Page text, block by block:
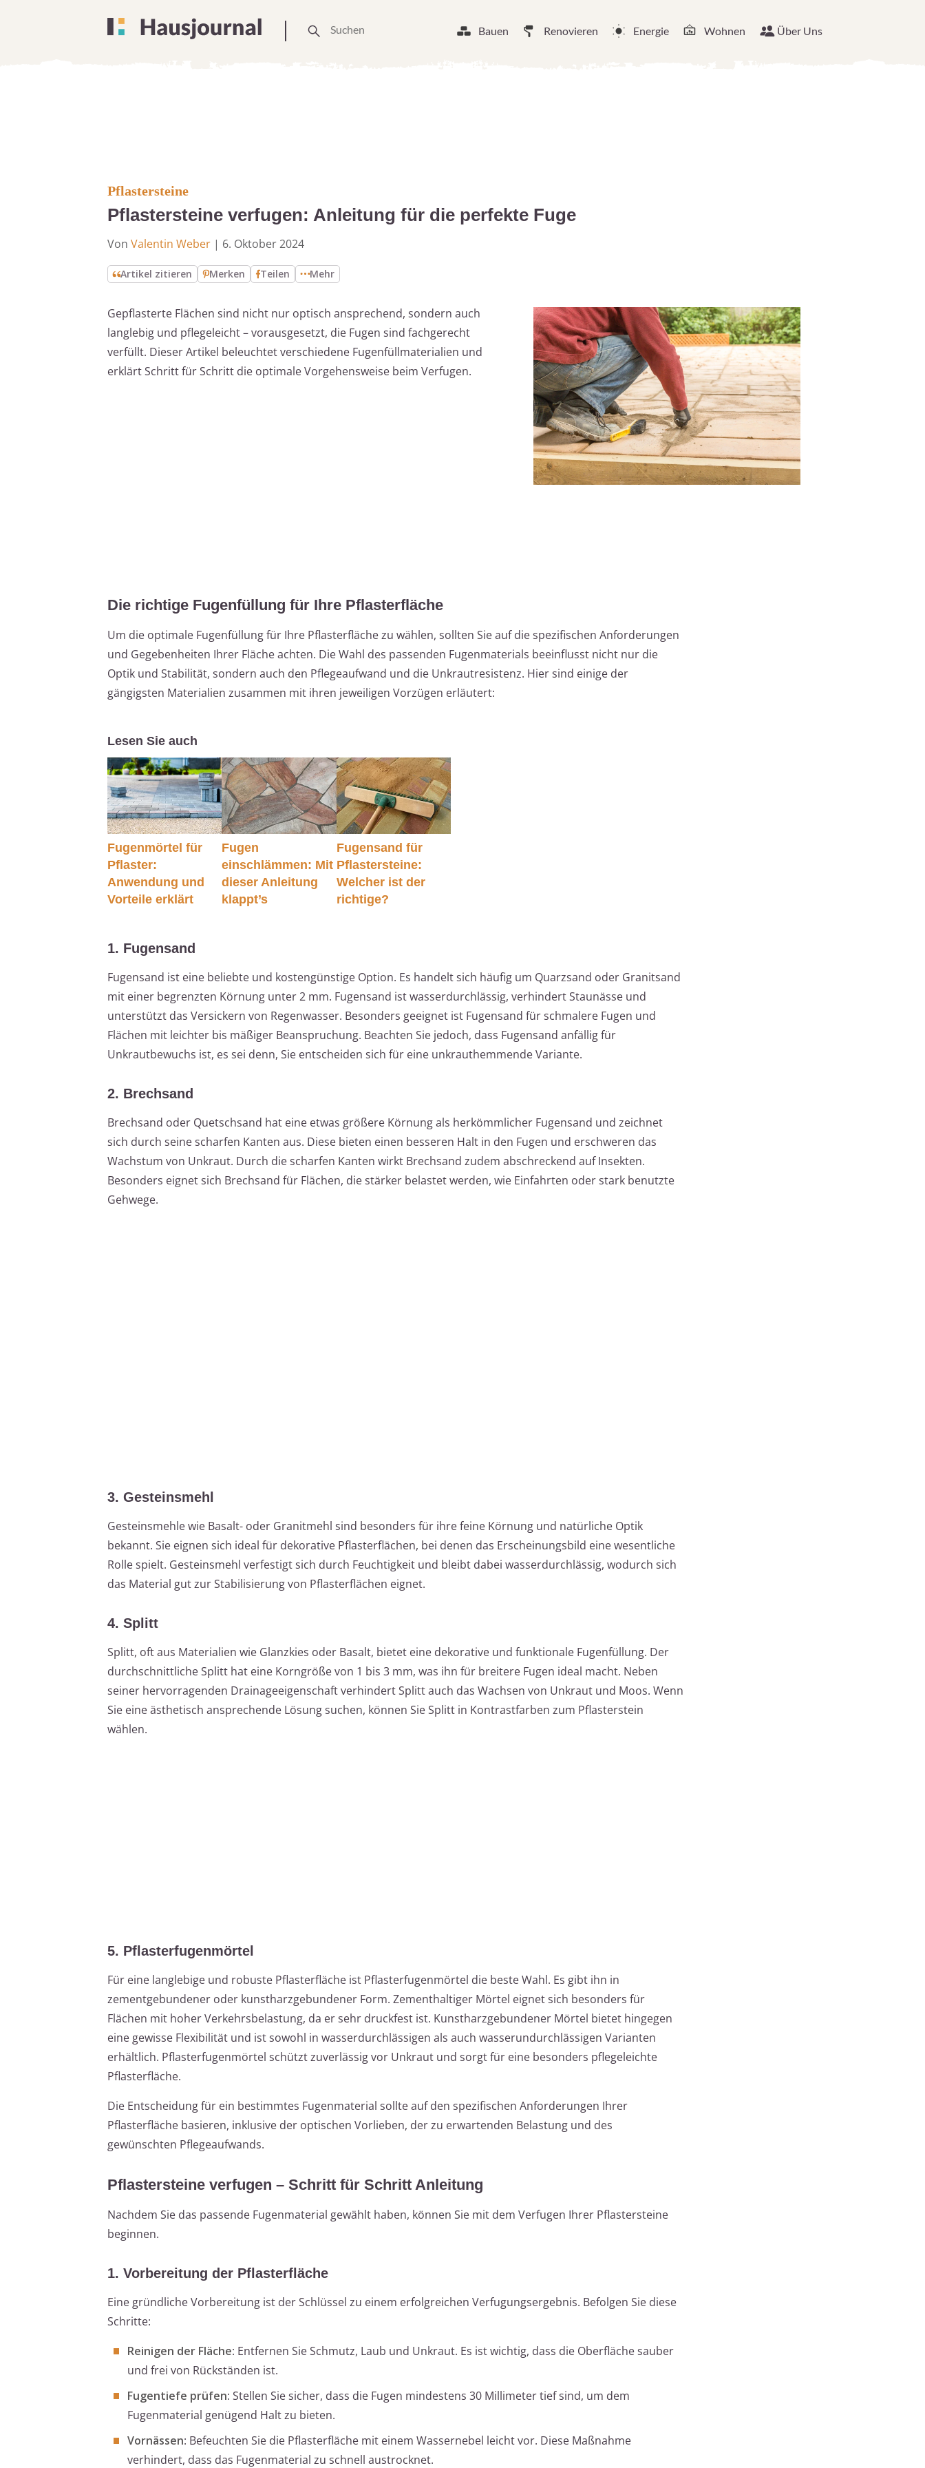
Bauen Renovieren Energie Wohnen Über Uns
Pflastersteine
Pflastersteine verfugen: Anleitung für die perfekte Fuge
Von Valentin Weber | 6. Oktober 2024
Artikel zitieren Merken Teilen Mehr
Gepflasterte Flächen sind nicht nur optisch ansprechend, sondern auch
langlebig und pflegeleicht – vorausgesetzt, die Fugen sind fachgerecht
verfüllt. Dieser Artikel beleuchtet verschiedene Fugenfüllmaterialien und
erklärt Schritt für Schritt die optimale Vorgehensweise beim Verfugen.
Die richtige Fugenfüllung für Ihre Pflasterfläche
Um die optimale Fugenfüllung für Ihre Pflasterfläche zu wählen, sollten Sie auf die spezifischen Anforderungen
und Gegebenheiten Ihrer Fläche achten. Die Wahl des passenden Fugenmaterials beeinflusst nicht nur die
Optik und Stabilität, sondern auch den Pflegeaufwand und die Unkrautresistenz. Hier sind einige der
gängigsten Materialien zusammen mit ihren jeweiligen Vorzügen erläutert:
Lesen Sie auch
Fugenmörtel für
Pflaster:
Anwendung und
Vorteile erklärt
Fugen
einschlämmen: Mit
dieser Anleitung
klappt’s
Fugensand für
Pflastersteine:
Welcher ist der
richtige?
1. Fugensand
Fugensand ist eine beliebte und kostengünstige Option. Es handelt sich häufig um Quarzsand oder Granitsand
mit einer begrenzten Körnung unter 2 mm. Fugensand ist wasserdurchlässig, verhindert Staunässe und
unterstützt das Versickern von Regenwasser. Besonders geeignet ist Fugensand für schmalere Fugen und
Flächen mit leichter bis mäßiger Beanspruchung. Beachten Sie jedoch, dass Fugensand anfällig für
Unkrautbewuchs ist, es sei denn, Sie entscheiden sich für eine unkrauthemmende Variante.
2. Brechsand
Brechsand oder Quetschsand hat eine etwas größere Körnung als herkömmlicher Fugensand und zeichnet
sich durch seine scharfen Kanten aus. Diese bieten einen besseren Halt in den Fugen und erschweren das
Wachstum von Unkraut. Durch die scharfen Kanten wirkt Brechsand zudem abschreckend auf Insekten.
Besonders eignet sich Brechsand für Flächen, die stärker belastet werden, wie Einfahrten oder stark benutzte
Gehwege.
3. Gesteinsmehl
Gesteinsmehle wie Basalt- oder Granitmehl sind besonders für ihre feine Körnung und natürliche Optik
bekannt. Sie eignen sich ideal für dekorative Pflasterflächen, bei denen das Erscheinungsbild eine wesentliche
Rolle spielt. Gesteinsmehl verfestigt sich durch Feuchtigkeit und bleibt dabei wasserdurchlässig, wodurch sich
das Material gut zur Stabilisierung von Pflasterflächen eignet.
4. Splitt
Splitt, oft aus Materialien wie Glanzkies oder Basalt, bietet eine dekorative und funktionale Fugenfüllung. Der
durchschnittliche Splitt hat eine Korngröße von 1 bis 3 mm, was ihn für breitere Fugen ideal macht. Neben
seiner hervorragenden Drainageeigenschaft verhindert Splitt auch das Wachsen von Unkraut und Moos. Wenn
Sie eine ästhetisch ansprechende Lösung suchen, können Sie Splitt in Kontrastfarben zum Pflasterstein
wählen.
5. Pflasterfugenmörtel
Für eine langlebige und robuste Pflasterfläche ist Pflasterfugenmörtel die beste Wahl. Es gibt ihn in
zementgebundener oder kunstharzgebundener Form. Zementhaltiger Mörtel eignet sich besonders für
Flächen mit hoher Verkehrsbelastung, da er sehr druckfest ist. Kunstharzgebundener Mörtel bietet hingegen
eine gewisse Flexibilität und ist sowohl in wasserdurchlässigen als auch wasserundurchlässigen Varianten
erhältlich. Pflasterfugenmörtel schützt zuverlässig vor Unkraut und sorgt für eine besonders pflegeleichte
Pflasterfläche.
Die Entscheidung für ein bestimmtes Fugenmaterial sollte auf den spezifischen Anforderungen Ihrer
Pflasterfläche basieren, inklusive der optischen Vorlieben, der zu erwartenden Belastung und des
gewünschten Pflegeaufwands.
Pflastersteine verfugen – Schritt für Schritt Anleitung
Nachdem Sie das passende Fugenmaterial gewählt haben, können Sie mit dem Verfugen Ihrer Pflastersteine
beginnen.
1. Vorbereitung der Pflasterfläche
Eine gründliche Vorbereitung ist der Schlüssel zu einem erfolgreichen Verfugungsergebnis. Befolgen Sie diese
Schritte:
Reinigen der Fläche: Entfernen Sie Schmutz, Laub und Unkraut. Es ist wichtig, dass die Oberfläche sauber
und frei von Rückständen ist.
Fugentiefe prüfen: Stellen Sie sicher, dass die Fugen mindestens 30 Millimeter tief sind, um dem
Fugenmaterial genügend Halt zu bieten.
Vornässen: Befeuchten Sie die Pflasterfläche mit einem Wassernebel leicht vor. Diese Maßnahme
verhindert, dass das Fugenmaterial zu schnell austrocknet.